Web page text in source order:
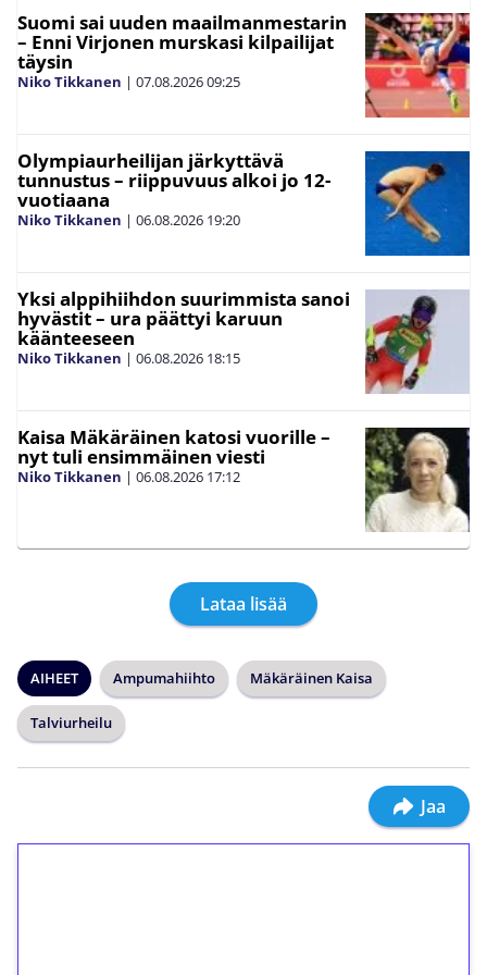
Suomi sai uuden maailmanmestarin
– Enni Virjonen murskasi kilpailijat
täysin
Niko Tikkanen | 07.08.202609:25
Olympiaurheilijan järkyttävä
tunnustus – riippuvuus alkoi jo 12-
vuotiaana
Niko Tikkanen | 06.08.2026 19:20
Yksi alppihiihdon suurimmista sanoi
hyvästit – ura päättyi karuun
käänteeseen
Niko Tikkanen | 06.08.2026 18:15
Kaisa Mäkäräinen katosi vuorille –
nyt tuli ensimmäinen viesti
Niko Tikkanen | 06.08.2026 17:12
Lataa lisää
AIHEET Ampumahiihto Mäkäräinen Kaisa
Talviurheilu
Jaa